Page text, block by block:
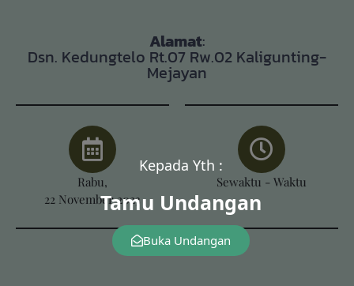
Kepada Yth :
Tamu Undangan
Buka Undangan
Alamat:
Dsn. Kedungtelo Rt.07 Rw.02 Kaligunting-
Mejayan
Rabu,
22 November 2023
Sewaktu - Waktu